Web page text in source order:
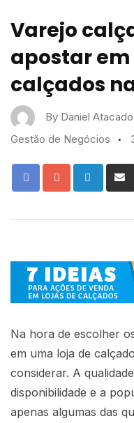
Varejo
apostar
calçados
By Daniel Atacado
Gestão de Negócios
Na hora de escolher
em uma loja de
considerar. A
disponibilidade e a
apenas algumas das